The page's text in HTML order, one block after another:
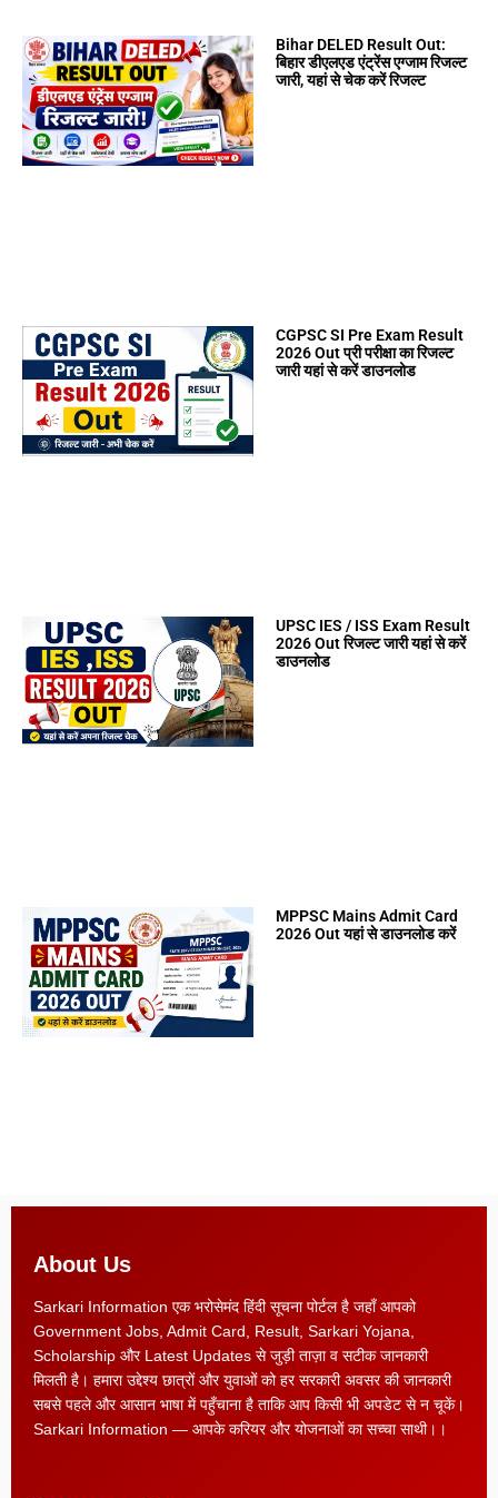
Bihar DELED Result Out:
बिहार डीएलएड एंट्रेंस एग्जाम रिजल्ट
जारी, यहां से चेक करें रिजल्ट
CGPSC SI Pre Exam Result
2026 Out प्री परीक्षा का रिजल्ट
जारी यहां से करें डाउनलोड
UPSC IES / ISS Exam Result
2026 Out रिजल्ट जारी यहां से करें
डाउनलोड
MPPSC Mains Admit Card
2026 Out यहां से डाउनलोड करें
About Us
Sarkari Information एक भरोसेमंद हिंदी सूचना पोर्टल है जहाँ आपको
Government Jobs, Admit Card, Result, Sarkari Yojana,
Scholarship और Latest Updates से जुड़ी ताज़ा व सटीक जानकारी
मिलती है। हमारा उद्देश्य छात्रों और युवाओं को हर सरकारी अवसर की जानकारी
सबसे पहले और आसान भाषा में पहुँचाना है ताकि आप किसी भी अपडेट से न चूकें।
Sarkari Information — आपके करियर और योजनाओं का सच्चा साथी।।